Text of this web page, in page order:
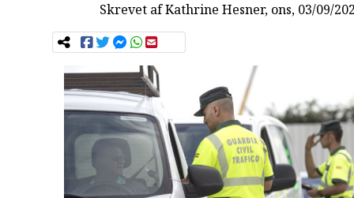
Skrevet afKathrine Hesner, ons, 03/09/